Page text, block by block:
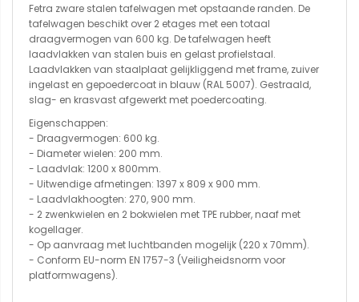
Fetra zware stalen tafelwagen met opstaande randen. De
tafelwagen beschikt over 2 etages met een totaal
draagvermogen van 600 kg. De tafelwagen heeft
laadvlakken van stalen buis en gelast profielstaal.
Laadvlakken van staalplaat gelijkliggend met frame, zuiver
ingelast en gepoedercoat in blauw (RAL 5007). Gestraald,
slag- en krasvast afgewerkt met poedercoating.
Eigenschappen:
- Draagvermogen: 600 kg.
- Diameter wielen: 200 mm.
- Laadvlak: 1200 x 800mm.
- Uitwendige afmetingen: 1397 x 809 x 900 mm.
- Laadvlakhoogten: 270, 900 mm.
- 2 zwenkwielen en 2 bokwielen met TPE rubber, naaf met
kogellager.
- Op aanvraag met luchtbanden mogelijk (220 x 70mm).
- Conform EU-norm EN 1757-3 (Veiligheidsnorm voor
platformwagens).